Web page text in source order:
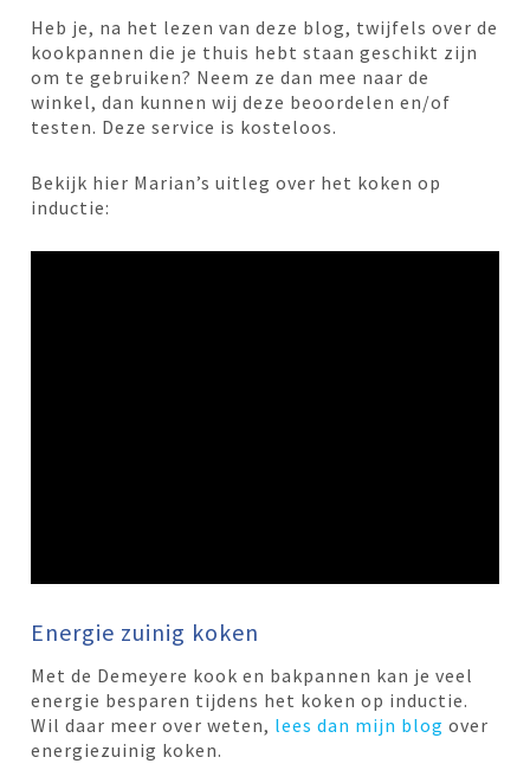
Heb je, na het lezen van deze blog, twijfels over de
kookpannen die je thuis hebt staan geschikt zijn
om te gebruiken? Neem ze dan mee naar de
winkel, dan kunnen wij deze beoordelen en/of
testen. Deze service is kosteloos.
Bekijk hier Marian’s uitleg over het koken op
inductie:
Energie zuinig koken
Met de Demeyere kook en bakpannen kan je veel
energie besparen tijdens het koken op inductie.
Wil daar meer over weten, lees dan mijn blog over
energiezuinig koken.